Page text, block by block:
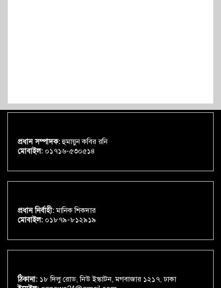
প্রধান সম্পাদক:হুমায়ুন কবির রনি
মোবাইল: ০১৭১৬-৫৩০৫১৪
প্রধান নির্বাহী:মানিক শিকদার
মোবাইল: ০১৮৭৯-৮১২৯১৯
ঠিকানা: ১৮ দিলু রোড, নিউ ইস্কাটন, মগবাজার ১২১৭, ঢাকা